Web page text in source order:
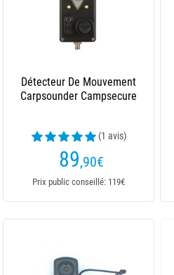
Détecteur De Mouvement
Carpsounder Campsecure
(1 avis)
89,90€
Prix public conseillé: 119€